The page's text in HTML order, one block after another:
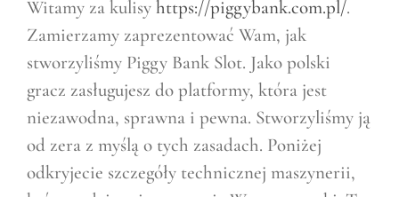
Witamy za kulisy https://piggybank.com.pl/.
Zamierzamy zaprezentować Wam, jak
stworzyliśmy Piggy Bank Slot. Jako polski
gracz zasługujesz do platformy, która jest
niezawodna, sprawna i pewna. Stworzyliśmy ją
od zera z myślą o tych zasadach. Poniżej
odkryjecie szczegóły technicznej maszynerii,